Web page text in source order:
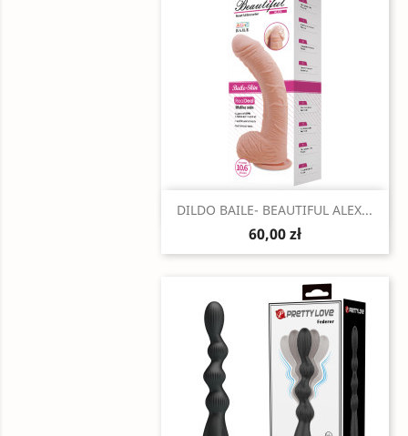
Szybki podgląd
DILDO BAILE- BEAUTIFUL ALEX...
60,00 zł